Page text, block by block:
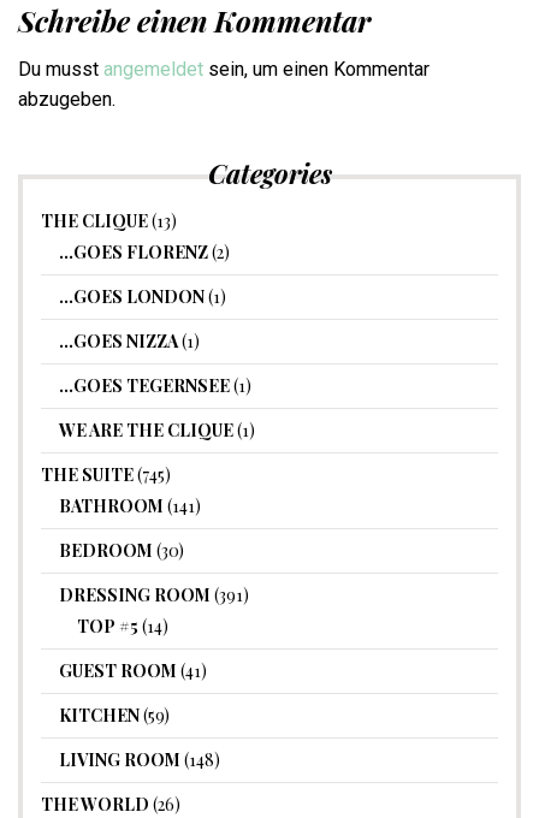
Schreibe einen Kommentar
Du musst angemeldet sein, um einen Kommentar
abzugeben.
Categories
THE CLIQUE(13)
…GOES FLORENZ(2)
…GOES LONDON(1)
…GOES NIZZA(1)
…GOES TEGERNSEE(1)
WE ARE THE CLIQUE(1)
THE SUITE(745)
BATHROOM (141)
BEDROOM (30)
DRESSING ROOM (391)
TOP #5 (14)
GUEST ROOM (41)
KITCHEN(59)
LIVING ROOM (148)
THE WORLD (26)